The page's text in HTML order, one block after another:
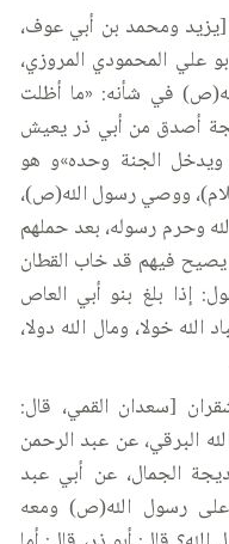
ومحمد بن أبي عوف،
علي المحمودي المروزي،
في شأنه: «ما أظلت
أصدق من أبي ذر يعيش
الجنة وحده»و هو
ووصي رسول الله(ص)،
وحرم رسوله، بعد حملهم
يصيح فيهم قد خاب القطان
إذا بلغ بنو أبي العاص
الله خولا، ومال الله دولا،
[سعدان القمي، قال:
البرقي، عن عبد الرحمن
الجمال، عن أبي عبد
رسول الله(ص) ومعه